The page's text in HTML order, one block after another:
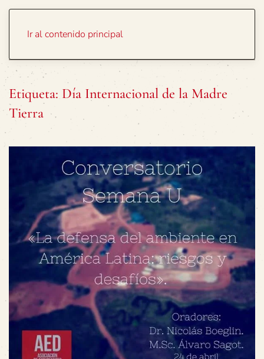
Ir al contenido principal
Etiqueta: Día Internacional de la Madre
Tierra